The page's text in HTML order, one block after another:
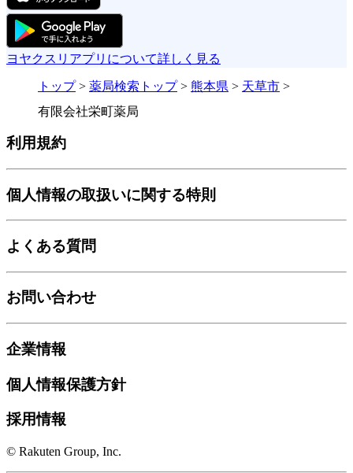
ヨヤクスリアプリについて詳しく見る
トップ> 薬局検索トップ> 熊本県 > 天草市 >
有限会社栄町薬局
利用規約
個人情報の取扱いに関する特則
よくある質問
お問い合わせ
企業情報
個人情報保護方針
採用情報
© Rakuten Group, Inc.